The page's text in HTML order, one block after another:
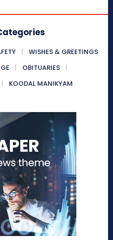
WISHES & GREETINGS
OBITUARIES
KOODAL MANIKYAM